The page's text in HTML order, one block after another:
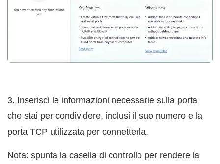
3. Inserisci le informazioni necessarie sulla porta
che stai per condividere, inclusi il suo numero e la
porta TCP utilizzata per connetterla.
Nota: spunta la casella di controllo per rendere la